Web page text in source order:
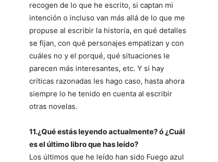
recogen de lo que he escrito, si captan mi
intención o incluso van más allá de lo que me
propuse al escribir la historia, en qué detalles
se fijan, con qué personajes empatizan y con
cuáles no y el porqué, qué situaciones le
parecen más interesantes, etc. Y si hay
críticas razonadas les hago caso, hasta ahora
siempre lo he tenido en cuenta al escribir
otras novelas.
11.¿Qué estás leyendo actualmente? ó ¿Cuál
es el último libro que has leído?
Los últimos que he leído han sido Fuego azul